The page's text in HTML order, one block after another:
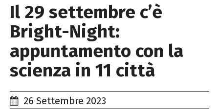
Il 29 settembre c’è
Bright-Night:
appuntamento con la
scienza in 11 città
26 Settembre 2023